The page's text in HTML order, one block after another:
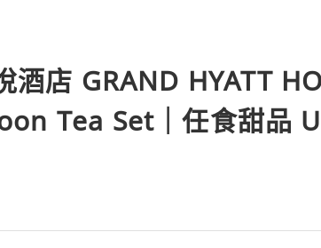
酒店 GRAND HYATT
Tea Set｜任食甜品